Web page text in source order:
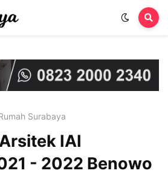
Surabaya
IAI
- 2022 Benowo